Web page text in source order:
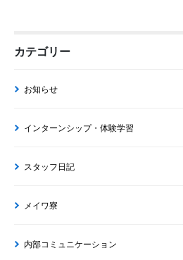
カテゴリー
お知らせ
インターンシップ・体験学習
スタッフ日記
メイワ寮
内部コミュニケーション